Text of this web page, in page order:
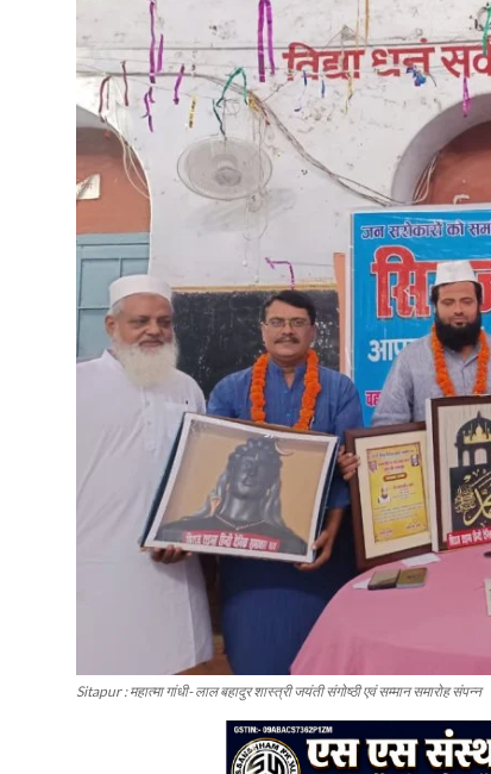
Sitapur : महात्मा गांधी- लाल बहादुर शास्त्री जयंती संगोष्ठी एवं सम्मान समारोह संपन्न